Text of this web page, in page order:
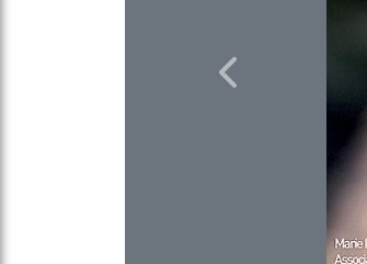
Previous